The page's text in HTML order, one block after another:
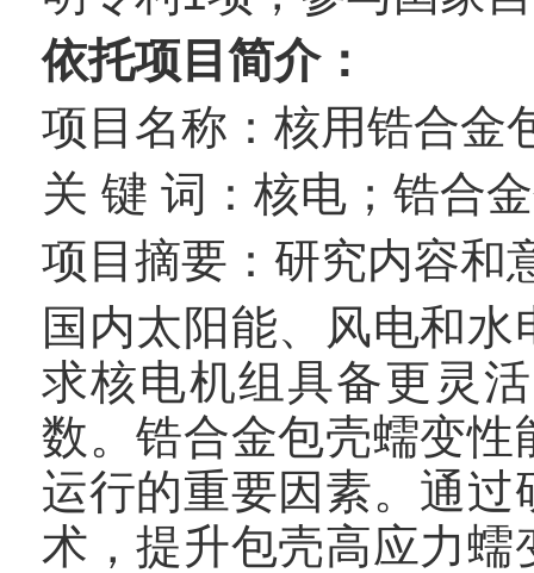
依托项目简介：
项目名称：核用锆合金
关 键 词：核电；锆合
项目摘要：研究内容和
国内太阳能、风电和
求核电机组具备更灵
数。锆合金包壳蠕变
运行的重要因素。通
术，提升包壳高应力